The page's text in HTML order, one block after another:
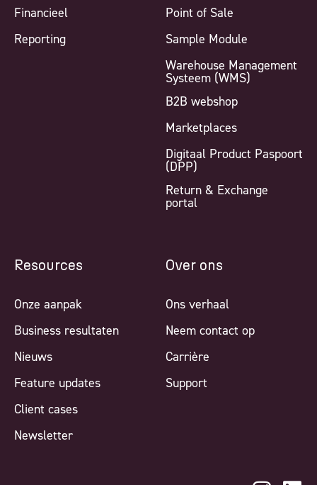
Financieel
Reporting
Point of Sale
Sample Module
Warehouse Management
Systeem (WMS)
B2B webshop
Marketplaces
Digitaal Product Paspoort
(DPP)
Return & Exchange
portal
Resources
Onze aanpak
Business resultaten
Nieuws
Feature updates
Client cases
Newsletter
Over ons
Ons verhaal
Neem contact op
Carrière
Support